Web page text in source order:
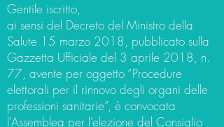
Gentile iscritto,
ai sensi del Decreto del Ministro della
Salute 15 marzo 2018, pubblicato sulla
Gazzetta Ufficiale del 3 aprile 2018, n.
77, avente per oggetto “Procedure
elettorali per il rinnovo degli organi delle
professioni sanitarie”, è convocata
l’Assemblea per l’elezione del Consiglio